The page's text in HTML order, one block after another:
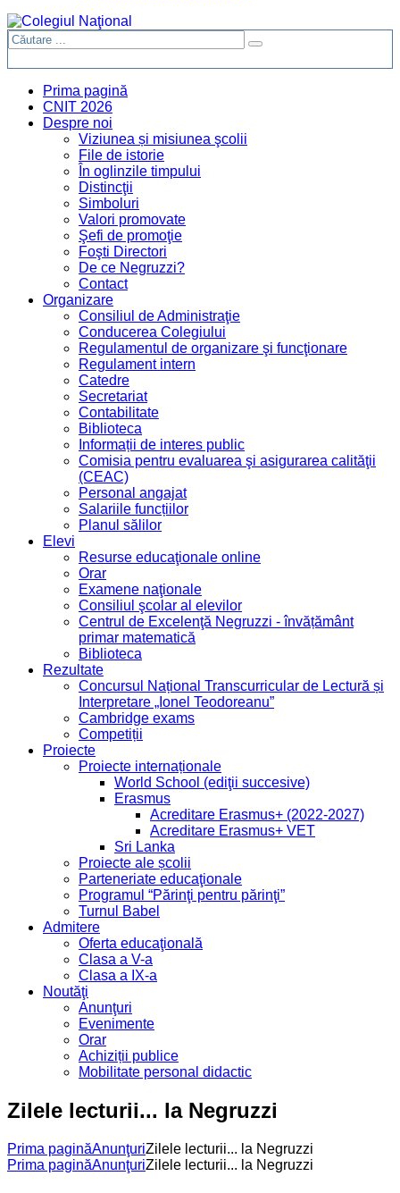
Prima pagină
CNIT 2026
Despre noi
Viziunea și misiunea şcolii
File de istorie
În oglinzile timpului
Distincţii
Simboluri
Valori promovate
Şefi de promoţie
Foşti Directori
De ce Negruzzi?
Contact
Organizare
Consiliul de Administraţie
Conducerea Colegiului
Regulamentul de organizare şi funcţionare
Regulament intern
Catedre
Secretariat
Contabilitate
Biblioteca
Informații de interes public
Comisia pentru evaluarea şi asigurarea calităţii
(CEAC)
Personal angajat
Salariile funcțiilor
Planul sălilor
Elevi
Resurse educaţionale online
Orar
Examene naţionale
Consiliul şcolar al elevilor
Centrul de Excelenţă Negruzzi - învățământ
primar matematică
Biblioteca
Rezultate
Concursul Național Transcurricular de Lectură și
Interpretare „Ionel Teodoreanu”
Cambridge exams
Competiții
Proiecte
Proiecte internaționale
World School (ediţii succesive)
Erasmus
Acreditare Erasmus+ (2022-2027)
Acreditare Erasmus+ VET
Sri Lanka
Proiecte ale școlii
Parteneriate educaţionale
Programul “Părinţi pentru părinţi”
Turnul Babel
Admitere
Oferta educaţională
Clasa a V-a
Clasa a IX-a
Noutăţi
Anunţuri
Evenimente
Orar
Achiziții publice
Mobilitate personal didactic
Zilele lecturii... la Negruzzi
Prima paginăAnunţuriZilele lecturii... la Negruzzi
Prima paginăAnunţuriZilele lecturii... la Negruzzi